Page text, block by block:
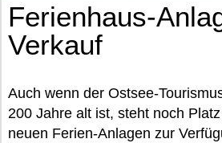
Ferienhaus-
Verkauf
Auch wenn der Ostsee-
200 Jahre alt ist, steht noch
neuen Ferien-Anlagen zur